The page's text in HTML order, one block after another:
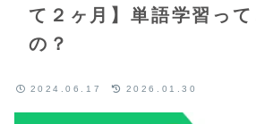
て２ヶ月】単語学習って
の？
2024.06.17 2026.01.30